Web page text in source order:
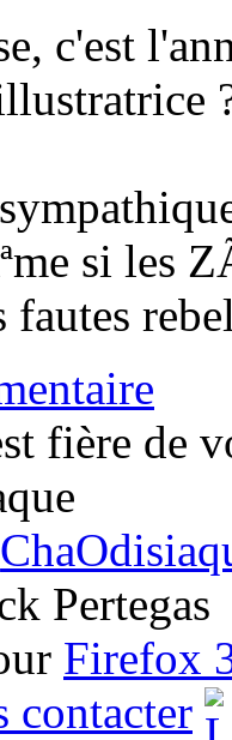
c'est
si les
fautes
fière de
Pertegas
Firefox
contacter